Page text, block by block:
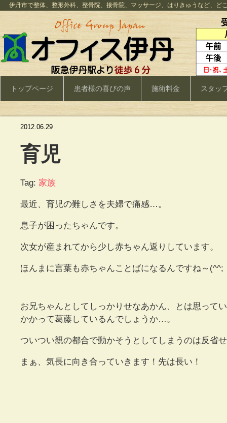
伊丹市で整体、整形外科、整骨院、接骨院、マッサージ、はりきゅうなど、
トップページ 患者様の喜びの声 施術料金 スタッ
2012.06.29
育児
Tag: 家族
最近、育児の難しさを夫婦で痛感…。
息子が困ったちゃんです。
次女が産まれてから少し赤ちゃん返りしています。
ほんまに言葉も赤ちゃんことばになるんですね～(^^;
お兄ちゃんとしてしっかりせなあかん、とは思って
かかって葛藤しているんでしょうか…。
ついつい親の都合で動かそうとしてしまうのは反省
まぁ、気長に向き合っていきます！先は長い！